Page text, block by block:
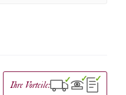
Ihre Vorteile: ✓ ✓ ✓